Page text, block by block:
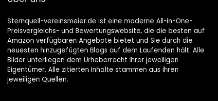
Sternquell-vereinsmeier.de ist eine moderne All-in-One-
Preisvergleichs- und Bewertungswebsite, die die besten auf
Amazon verfügbaren Angebote bietet und Sie durch die
neuesten hinzugefügten Blogs auf dem Laufenden hält. Alle
Bilder unterliegen dem Urheberrecht ihrer jeweiligen
Eigentümer. Alle zitierten Inhalte stammen aus ihren
jeweiligen Quellen.